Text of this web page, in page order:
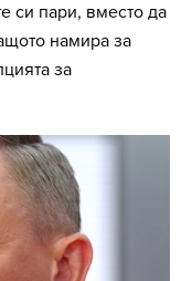
си пари, вместо да
намира за
за